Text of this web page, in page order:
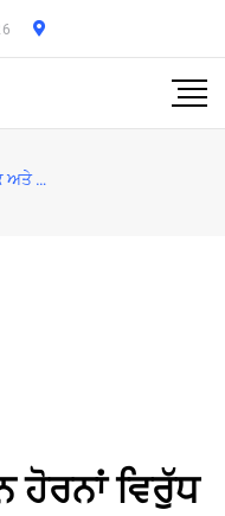
ਟਰੱਕ ਮਾਲਕ ਅਤੇ ਤਿੰਨ ਹੋਰਨਾਂ ਵਿਰੁੱਧ ਕੇਸ ਦਰਜ
ਹੋਰਨਾਂ ਵਿਰੁੱਧ